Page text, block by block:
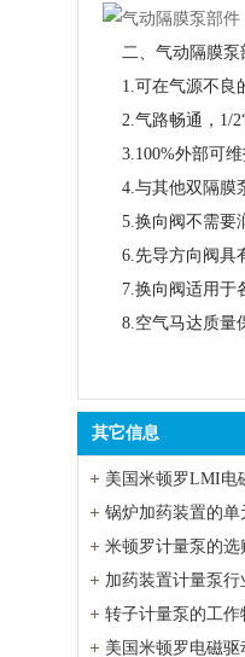
二、气动隔膜泵
1.可在气源不良
2.气路畅通，1/
3.100%外部可维
4.与其他双隔膜
5.换向阀不需要
6.先导方向阀具
7.换向阀适用于
8.空气马达质量
其它信息
美国米顿罗LMI电
米顿罗计量泵的
加药装置计量泵
转子计量泵的工作
美国米顿罗电磁驱